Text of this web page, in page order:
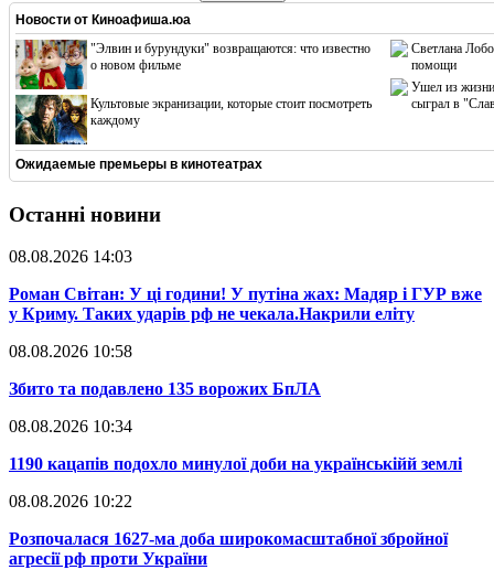
Новости от Киноафиша.юа
"Элвин и бурундуки" возвращаются: что известно
о новом фильме
Культовые экранизации, которые стоит посмотреть
каждому
Светлана
помощи
Ушел из жизни
сыграл в
Ожидаемые премьеры в кинотеатрах
Останні новини
08.08.2026 14:03
​Роман Світан: У ці години! У путіна жах: Мадяр і ГУР вже
у Криму. Таких ударів рф не чекала.Накрили еліту
08.08.2026 10:58
​Збито та подавлено 135 ворожих БпЛА
08.08.2026 10:34
​1190 кацапів подохло минулої доби на українськійй землі
08.08.2026 10:22
​Розпочалася 1627-ма доба широкомасштабної збройної
агресії рф проти України